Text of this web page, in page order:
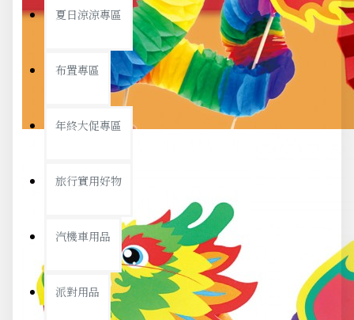
夏日涼涼專區
布置專區
年終大促專區
旅行實用好物
汽機車用品
派對用品